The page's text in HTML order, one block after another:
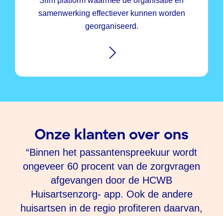
samenwerking effectiever kunnen worden
georganiseerd.
Onze klanten over ons
“Binnen het passantenspreekuur wordt
ongeveer 60 procent van de zorgvragen
afgevangen door de HCWB
Huisartsenzorg- app. Ook de andere
huisartsen in de regio profiteren daarvan,